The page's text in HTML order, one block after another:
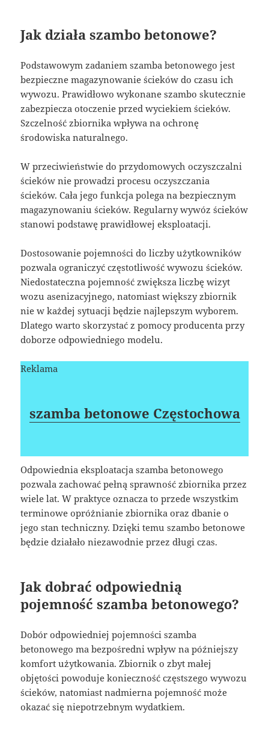
Jak działa szambo betonowe?
Podstawowym zadaniem szamba betonowego jest
bezpieczne magazynowanie ścieków do czasu ich
wywozu. Prawidłowo wykonane szambo skutecznie
zabezpiecza otoczenie przed wyciekiem ścieków.
Szczelność zbiornika wpływa na ochronę
środowiska naturalnego.
W przeciwieństwie do przydomowych oczyszczalni
ścieków nie prowadzi procesu oczyszczania
ścieków. Cała jego funkcja polega na bezpiecznym
magazynowaniu ścieków. Regularny wywóz ścieków
stanowi podstawę prawidłowej eksploatacji.
Dostosowanie pojemności do liczby użytkowników
pozwala ograniczyć częstotliwość wywozu ścieków.
Niedostateczna pojemność zwiększa liczbę wizyt
wozu asenizacyjnego, natomiast większy zbiornik
nie w każdej sytuacji będzie najlepszym wyborem.
Dlatego warto skorzystać z pomocy producenta przy
doborze odpowiedniego modelu.
Reklama
szamba betonowe Częstochowa
Odpowiednia eksploatacja szamba betonowego
pozwala zachować pełną sprawność zbiornika przez
wiele lat. W praktyce oznacza to przede wszystkim
terminowe opróżnianie zbiornika oraz dbanie o
jego stan techniczny. Dzięki temu szambo betonowe
będzie działało niezawodnie przez długi czas.
Jak dobrać odpowiednią
pojemność szamba betonowego?
Dobór odpowiedniej pojemności szamba
betonowego ma bezpośredni wpływ na późniejszy
komfort użytkowania. Zbiornik o zbyt małej
objętości powoduje konieczność częstszego wywozu
ścieków, natomiast nadmierna pojemność może
okazać się niepotrzebnym wydatkiem.